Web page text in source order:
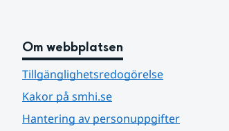
Om webbplatsen
Tillgänglighetsredogörelse
Kakor på smhi.se
Hantering av personuppgifter